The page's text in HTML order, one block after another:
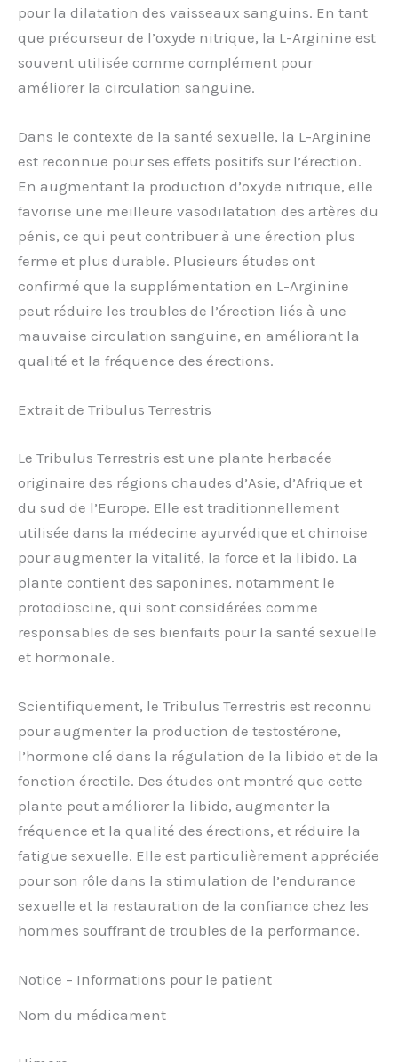
pour la dilatation des vaisseaux sanguins. En tant
que précurseur de l’oxyde nitrique, la L-Arginine est
souvent utilisée comme complément pour
améliorer la circulation sanguine.
Dans le contexte de la santé sexuelle, la L-Arginine
est reconnue pour ses effets positifs sur l’érection.
En augmentant la production d’oxyde nitrique, elle
favorise une meilleure vasodilatation des artères du
pénis, ce qui peut contribuer à une érection plus
ferme et plus durable. Plusieurs études ont
confirmé que la supplémentation en L-Arginine
peut réduire les troubles de l’érection liés à une
mauvaise circulation sanguine, en améliorant la
qualité et la fréquence des érections.
Extrait de Tribulus Terrestris
Le Tribulus Terrestris est une plante herbacée
originaire des régions chaudes d’Asie, d’Afrique et
du sud de l’Europe. Elle est traditionnellement
utilisée dans la médecine ayurvédique et chinoise
pour augmenter la vitalité, la force et la libido. La
plante contient des saponines, notamment le
protodioscine, qui sont considérées comme
responsables de ses bienfaits pour la santé sexuelle
et hormonale.
Scientifiquement, le Tribulus Terrestris est reconnu
pour augmenter la production de testostérone,
l’hormone clé dans la régulation de la libido et de la
fonction érectile. Des études ont montré que cette
plante peut améliorer la libido, augmenter la
fréquence et la qualité des érections, et réduire la
fatigue sexuelle. Elle est particulièrement appréciée
pour son rôle dans la stimulation de l’endurance
sexuelle et la restauration de la confiance chez les
hommes souffrant de troubles de la performance.
Notice – Informations pour le patient
Nom du médicament